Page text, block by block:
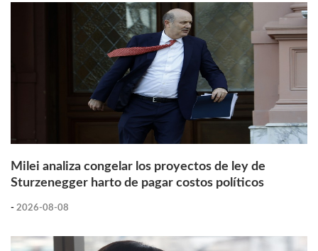
Milei analiza congelar los proyectos de ley de
Sturzenegger harto de pagar costos políticos
- 2026-08-08